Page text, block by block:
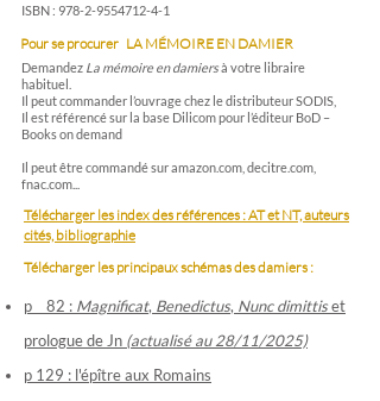
ISBN : 978-2-9554712-4-1
Pour se procurer LA MÉMOIRE EN DAMIER
Demandez La mémoire en damiersà votre libraire
habituel.
Il peut commander l’ouvrage chez le distributeur SODIS,
Il est référencé sur la base Dilicom pour l’éditeur BoD –
Books on demand
Il peut être commandé sur amazon.com, decitre.com,
fnac.com...
Télécharger les index des références : AT et NT, auteurs
cités, bibliographie
Télécharger les principaux schémas des damiers :
p 82 : Magnificat, Benedictus, Nunc dimittiset
prologue de Jn (actualisé au 28/11/2025)
p 129 : l'épître aux Romains